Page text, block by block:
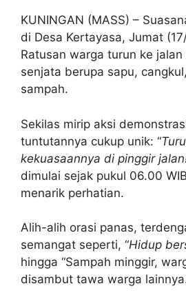
KUNINGAN (MASS) –
di Desa Kertayasa, Jumat
Ratusan warga turun ke
senjata berupa sapu,
sampah.
Sekilas mirip aksi
tuntutannya cukup unik: “
kekuasaannya di pinggir
dimulai sejak pukul 06.00
menarik perhatian.
Alih-alih orasi panas,
semangat seperti, “Hidup
hingga “Sampah minggir,
disambut tawa warga